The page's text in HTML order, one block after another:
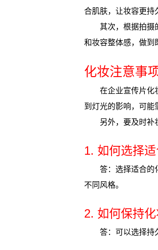
合肌肤，让妆容更持
其次，根据拍摄
和妆容整体感，做到
化妆注意事
在企业宣传片化
到灯光的影响，可能
另外，要及时补
1. 如何选择
答：选择适合的
不同风格。
2. 如何保持化
答：可以选择持